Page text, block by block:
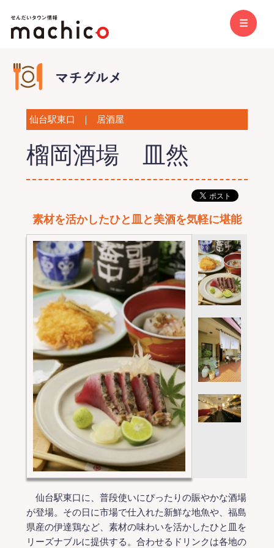
仙台駅東口 ｜ 居酒屋
榴岡酒場 皿然
素材を活かしたひと皿と美酒を気軽に堪能
仙台駅東口に、普段使いにぴったりの賑やかな酒場
が登場。その日に市場で仕入れた新鮮な地魚や、福島
県産の伊達鶏など、素材の味わいを活かしたひと皿を
リーズナブルに提供する。合わせるドリンクは各地の